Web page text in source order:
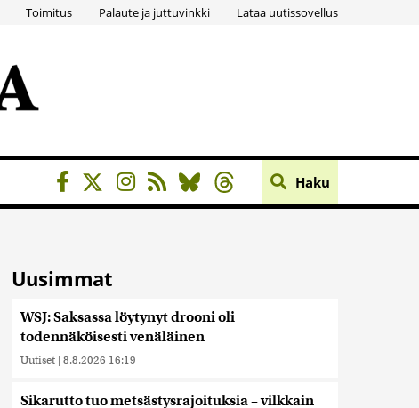
Toimitus Palaute ja juttuvinkki Lataa uutissovellus
Haku
Uusimmat
WSJ: Saksassa löytynyt drooni oli
todennäköisesti venäläinen
Uutiset | 8.8.2026 16:19
Sikarutto tuo metsästysrajoituksia – vilkkain